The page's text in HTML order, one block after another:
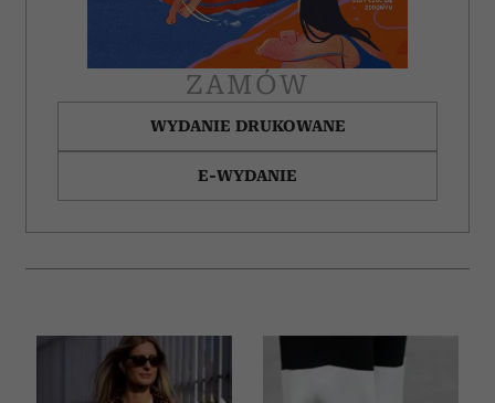
ZAMÓW
WYDANIE DRUKOWANE
E-WYDANIE